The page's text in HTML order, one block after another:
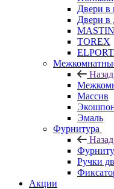
Двери в
Двери в
TOREX
Назад
Массив
Эмаль
Фурнитура
Назад
Ручки
Акции